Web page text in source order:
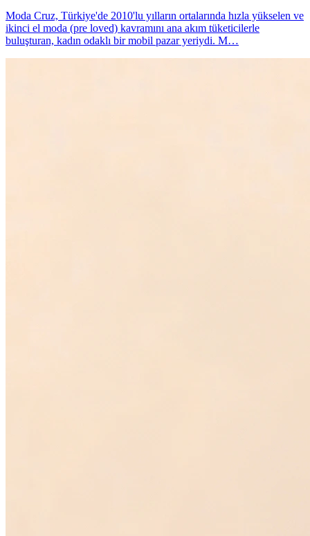
Moda Cruz, Türkiye'de 2010'lu yılların ortalarında hızla yükselen ve
ikinci el moda (pre loved) kavramını ana akım tüketicilerle
buluşturan, kadın odaklı bir mobil pazar yeriydi. M…